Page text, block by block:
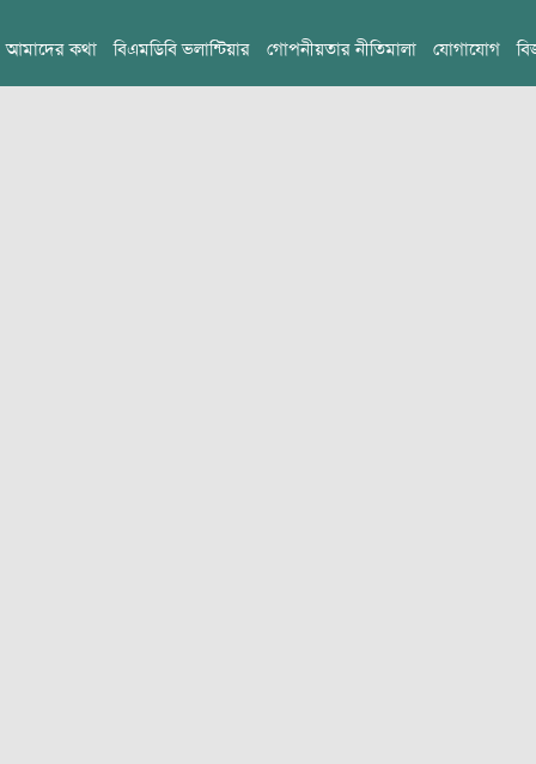
আমাদের কথা বিএমডিবি ভলান্টিয়ার গোপনীয়তার নীতিমালা যোগাযোগ